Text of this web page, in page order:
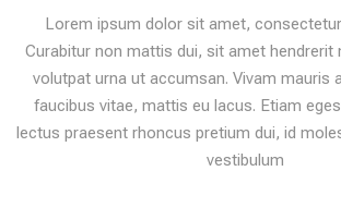
Lorem ipsum dolor sit amet,
Curabitur non mattis dui, sit amet hendrerit
volutpat urna ut accumsan. Vivam mauris
faucibus vitae, mattis eu lacus. Etiam
lectus praesent rhoncus pretium dui, id
vestibulum